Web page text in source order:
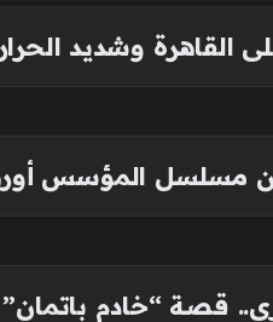
القاهرة وشديد
قصة “خادم